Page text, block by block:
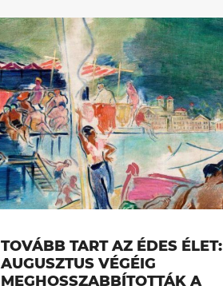
TOVÁBB TART AZ ÉDES ÉLET:
AUGUSZTUS VÉGÉIG
MEGHOSSZABBÍTOTTÁK A